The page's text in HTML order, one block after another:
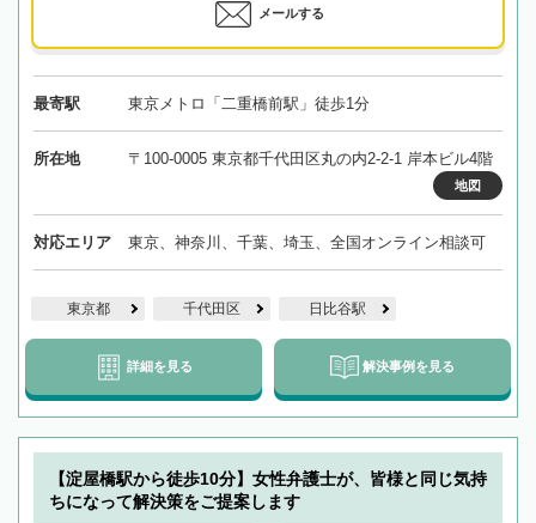
メールする
最寄駅 東京メトロ「二重橋前駅」徒歩1分
所在地 〒100-0005 東京都千代田区丸の内2-2-1 岸本ビル4階
地図
対応エリア 東京、神奈川、千葉、埼玉、全国オンライン相談可
東京都 千代田区 日比谷駅
詳細を見る 解決事例を見る
【淀屋橋駅から徒歩10分】女性弁護士が、皆様と同じ気持
ちになって解決策をご提案します